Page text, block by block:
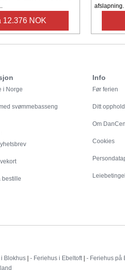
12.376 NOK
afslapning.
i Norge
svømmebasseng
bestille
Info
Før ferien
Ditt opphold
Om
Cookies
Blokhus | - Feriehus i Ebeltoft | - Feriehus på